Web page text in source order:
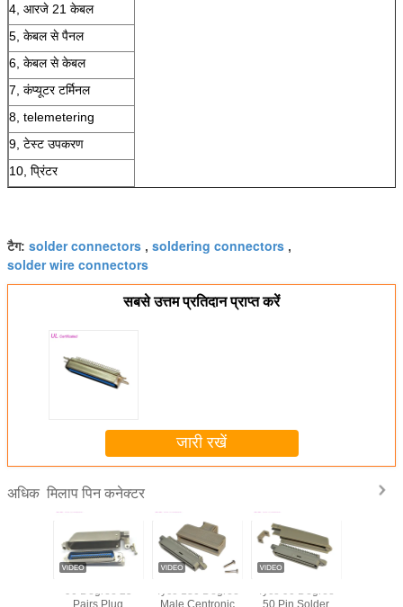
4, आरजे 21 केबल
5, केबल से पैनल
6, केबल से केबल
7, कंप्यूटर टर्मिनल
8, telemetering
9, टेस्ट उपकरण
10, प्रिंटर
टैग: solder connectors , soldering connectors ,
solder wire connectors
सबसे उत्तम प्रतिदान प्राप्त करें
जारी रखें
अधिक मिलाप पिन कनेक्टर
Pairs Plug
Male Centronic
50 Pin Solder